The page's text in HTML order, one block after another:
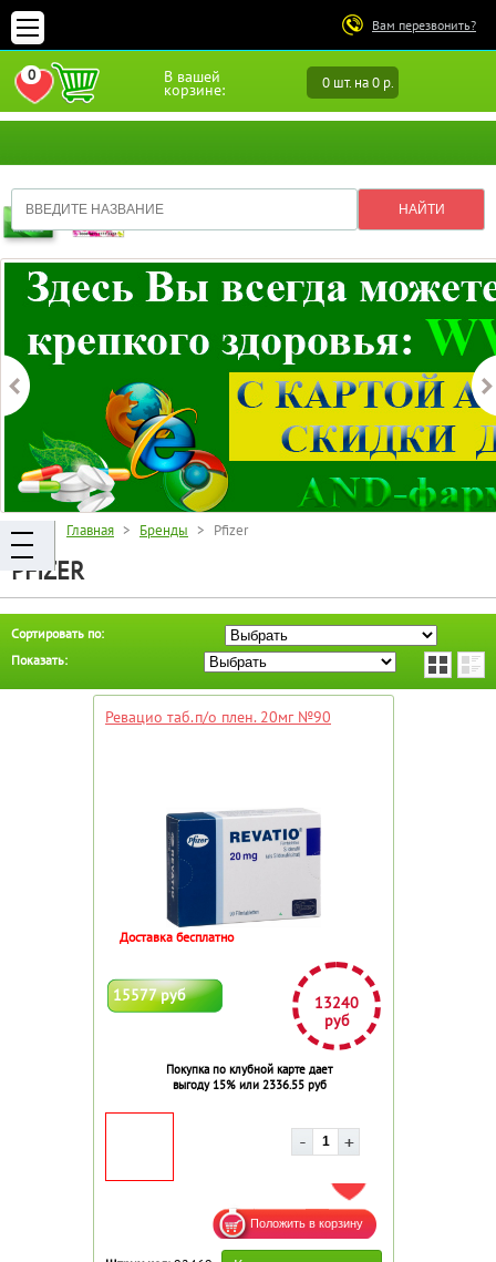
Вам перезвонить?
В вашей
корзине: 0 шт. на 0 р.
0
ПЕРЕЙТИ В ИЗБРАННОЕ
Главная > Бренды > Pfizer
PFIZER
Сортировать по:
Показать:
Ревацио таб.п/о плен. 20мг №90
15577 руб
13240
руб
Покупка по клубной карте дает
выгоду 15% или 2336.55 руб
Доставка бесплатно
ДОБАВИТЬ В ИЗБРАННОЕ